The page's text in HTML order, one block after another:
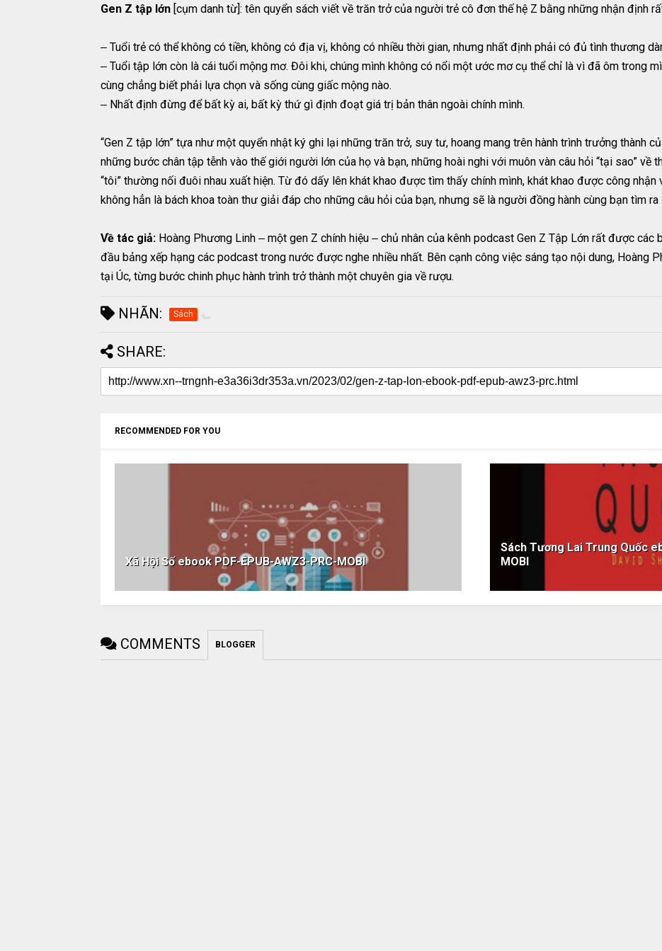
Gen Z tập lớn [cụm danh từ]: tên quyển sách viết về trăn trở của người trẻ cô đơn thế hệ Z bằng những nhận định
‒ Tuổi trẻ có thể không có tiền, không có địa vị, không có nhiều thời gian, nhưng nhất định phải có đủ tình thương
‒ Tuổi tập lớn còn là cái tuổi mộng mơ. Đôi khi, chúng mình không có nổi một ước mơ cụ thể chỉ là vì đã ôm trong
cùng chẳng biết phải lựa chọn và sống cùng giấc mộng nào.
‒ Nhất định đừng để bất kỳ ai, bất kỳ thứ gì định đoạt giá trị bản thân ngoài chính mình.
“Gen Z tập lớn” tựa như một quyển nhật ký ghi lại những trăn trở, suy tư, hoang mang trên hành trình trưởng thành
những bước chân tập tễnh vào thế giới người lớn của họ và bạn, những hoài nghi với muôn vàn câu hỏi “tại sao” về
“tôi” thường nối đuôi nhau xuất hiện. Từ đó dấy lên khát khao được tìm thấy chính mình, khát khao được công nhận
không hẳn là bách khoa toàn thư giải đáp cho những câu hỏi của bạn, nhưng sẽ là người đồng hành cùng bạn tìm ra
Về tác giả: Hoàng Phương Linh ‒ một gen Z chính hiệu ‒ chủ nhân của kênh podcast Gen Z Tập Lớn rất được các
đầu bảng xếp hạng các podcast trong nước được nghe nhiều nhất. Bên cạnh công việc sáng tạo nội dung, Hoàng
tại Úc, từng bước chinh phục hành trình trở thành một chuyên gia về rượu.
NHÃN: Sách
SHARE:
RECOMMENDED FOR YOU
Xã Hội Số ebook PDF-EPUB-AWZ3-PRC-MOBI
Sách Tương Lai Trung Quốc
MOBI
COMMENTS BLOGGER